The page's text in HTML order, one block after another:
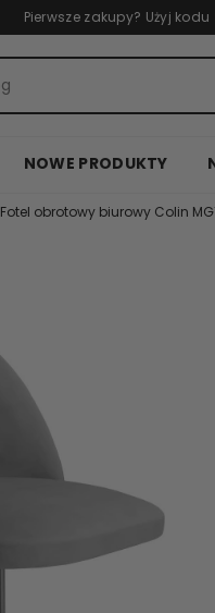
Pierwsze zakupy? Użyj kodu
NOWE PRODUKTY
Fotel obrotowy biurowy Colin